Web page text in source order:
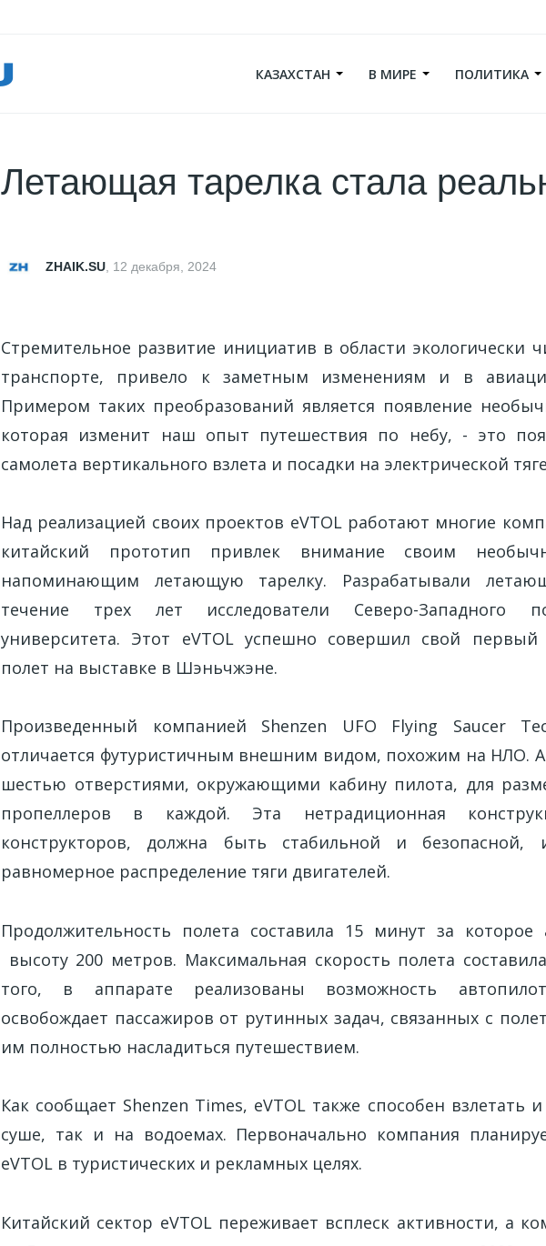
КАЗАХСТАН В МИРЕ ПОЛИТИКА
Летающая тарелка стала
ZHAIK.SU, 12 декабря, 2024
Стремительное развитие инициатив в области экологически
транспорте, привело к заметным изменениям и в
Примером таких преобразований является появление
которая изменит наш опыт путешествия по небу, - это
самолета вертикального взлета и посадки на электрической
Над реализацией своих проектов eVTOL работают многие
китайский прототип привлек внимание своим
напоминающим летающую тарелку. Разрабатывали
течение трех лет исследователи Северо-Западного
университета. Этот eVTOL успешно совершил свой первый
полет на выставке в Шэньчжэне.
Произведенный компанией Shenzen UFO Flying Saucer
отличается футуристичным внешним видом, похожим на НЛО.
шестью отверстиями, окружающими кабину пилота, для
пропеллеров в каждой. Эта нетрадиционная
конструкторов, должна быть стабильной и безопасной,
равномерное распределение тяги двигателей.
Продолжительность полета составила 15 минут за которое
высоту 200 метров. Максимальная скорость полета
того, в аппарате реализованы возможность
освобождает пассажиров от рутинных задач, связанных с
им полностью насладиться путешествием.
Как сообщает Shenzen Times, eVTOL также способен взлетать
суше, так и на водоемах. Первоначально компания
eVTOL в туристических и рекламных целях.
Китайский сектор eVTOL переживает всплеск активности, а